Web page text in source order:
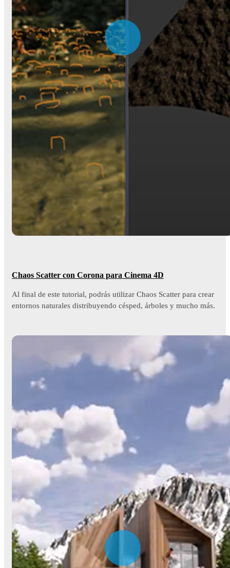
Chaos Scatter con Corona para Cinema 4D
Al final de este tutorial, podrás utilizar Chaos Scatter para crear
entornos naturales distribuyendo césped, árboles y mucho más.